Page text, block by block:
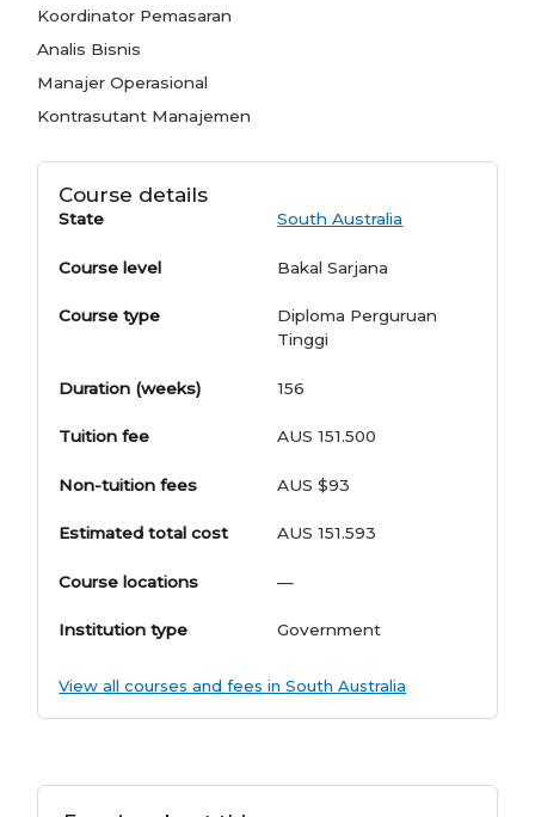
Koordinator Pemasaran
Analis Bisnis
Manajer Operasional
Kontrasutant Manajemen
Course details
State South Australia
Course level Bakal Sarjana
Course type
Diploma Perguruan
Tinggi
Duration (weeks) 156
Tuition fee AUS 151.500
Non-tuition fees AUS $93
Estimated total cost AUS 151.593
Course locations —
Institution type Government
View all courses and fees in South Australia